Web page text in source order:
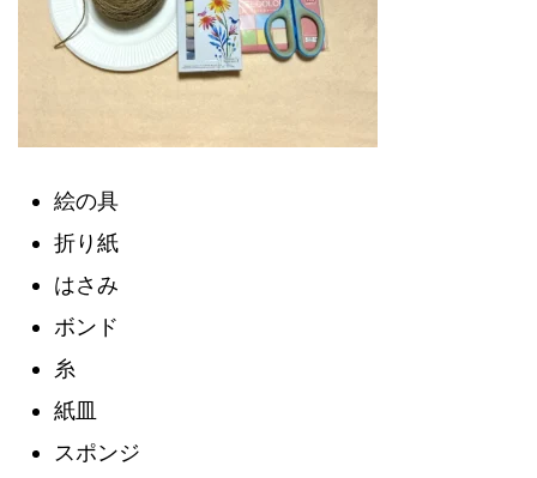
絵の具
折り紙
はさみ
ボンド
糸
紙皿
スポンジ